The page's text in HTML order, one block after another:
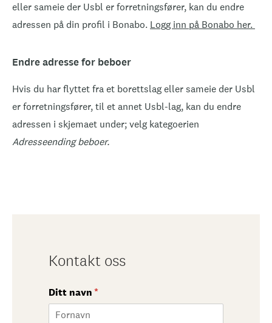
eller sameie der Usbl er forretningsfører, kan du endre
adressen på din profil i Bonabo. Logg inn på Bonabo her.
Endre adresse for beboer
Hvis du har flyttet fra et borettslag eller sameie der Usbl
er forretningsfører, til et annet Usbl-lag, kan du endre
adressen i skjemaet under; velg kategoerien
Adresseending beboer.
Kontakt oss
Ditt navn*
(nødvendig)